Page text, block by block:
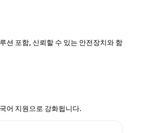
션 포함, 신뢰할 수 있는 안전장치와 함
어 지원으로 강화됩니다.